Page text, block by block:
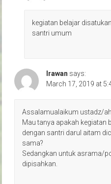
kegiatan belajar
santri umum
Irawan says:
March 17, 2019 at
Assalamualaikum ustadz/ah,
Mau tanya apakah kegiatan
dengan santri darul aitam
sama?
Sedangkan untuk asrama/
dipisahkan.